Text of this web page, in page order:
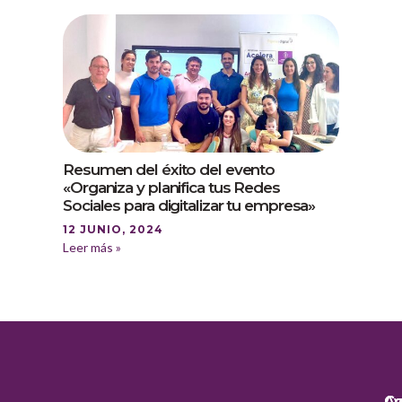
Resumen del éxito del evento
«Organiza y planifica tus Redes
Sociales para digitalizar tu empresa»
12 JUNIO, 2024
Leer más »